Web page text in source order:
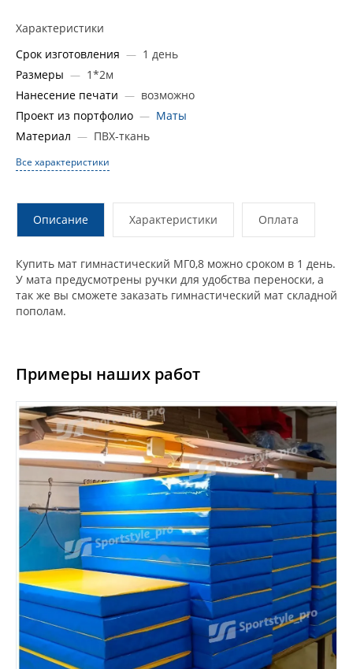
Характеристики
Срок изготовления — 1 день
Размеры — 1*2м
Нанесение печати — возможно
Проект из портфолио — Маты
Материал — ПВХ-ткань
Все характеристики
Описание Характеристики Оплата
Купить мат гимнастический МГ0,8 можно сроком в 1 день.
У мата предусмотрены ручки для удобства переноски, а
так же вы сможете заказать гимнастический мат складной
пополам.
Примеры наших работ